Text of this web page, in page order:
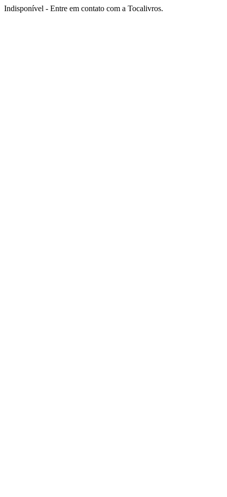
Indisponível - Entre em contato com a Tocalivros.